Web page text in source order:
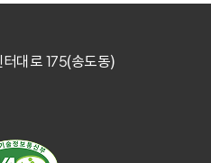
대로 175(송도동)